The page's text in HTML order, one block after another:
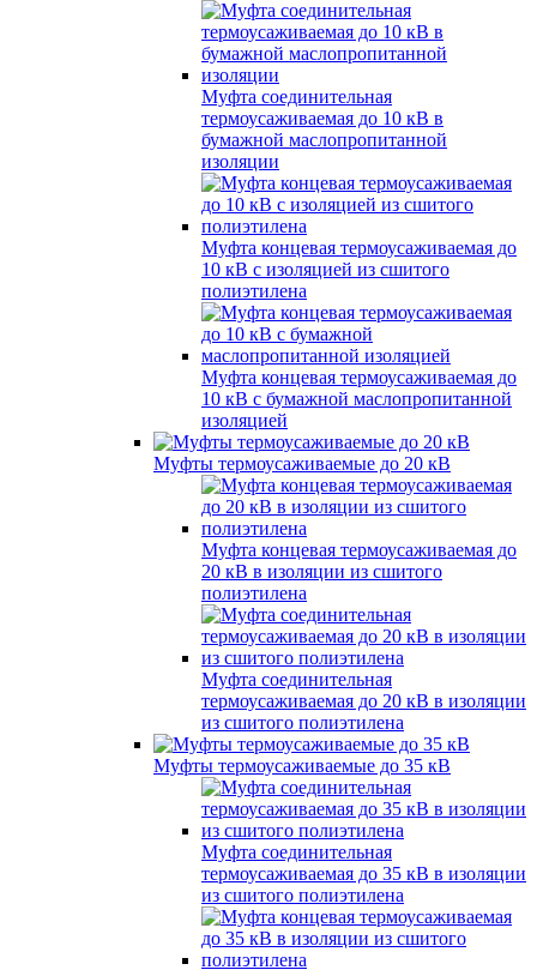
Муфта соединительная
термоусаживаемая до 10 кВ в
бумажной маслопропитанной
изоляции
Муфта концевая термоусаживаемая до
10 кВ с изоляцией из сшитого
полиэтилена
Муфта концевая термоусаживаемая до
10 кВ с бумажной маслопропитанной
изоляцией
Муфты термоусаживаемые до 20 кВ
Муфта концевая термоусаживаемая до
20 кВ в изоляции из сшитого
полиэтилена
Муфта соединительная
термоусаживаемая до 20 кВ в изоляции
из сшитого полиэтилена
Муфты термоусаживаемые до 35 кВ
Муфта соединительная
термоусаживаемая до 35 кВ в изоляции
из сшитого полиэтилена